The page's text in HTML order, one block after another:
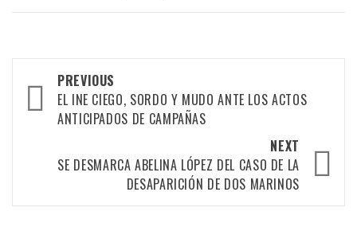
Post
navigation
PREVIOUS
EL INE CIEGO, SORDO Y MUDO ANTE LOS ACTOS
ANTICIPADOS DE CAMPAÑAS
NEXT
SE DESMARCA ABELINA LÓPEZ DEL CASO DE LA
DESAPARICIÓN DE DOS MARINOS